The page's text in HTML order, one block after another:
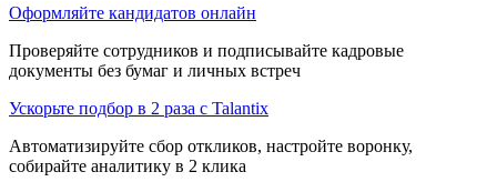
Оформляйте кандидатов онлайн
Проверяйте сотрудников и подписывайте кадровые
документы без бумаг и личных встреч
Ускорьте подбор в 2 раза с Talantix
Автоматизируйте сбор откликов, настройте воронку,
собирайте аналитику в 2 клика